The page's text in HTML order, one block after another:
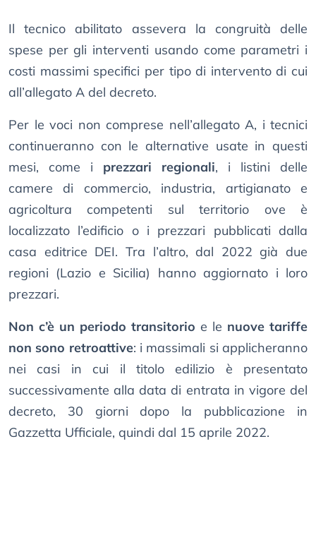
Il tecnico abilitato assevera la congruità delle
spese per gli interventi usando come parametri i
costi massimi specifici per tipo di intervento di cui
all’allegato A del decreto.
Per le voci non comprese nell’allegato A, i tecnici
continueranno con le alternative usate in questi
mesi, come i prezzari regionali, i listini delle
camere di commercio, industria, artigianato e
agricoltura competenti sul territorio ove è
localizzato l’edificio o i prezzari pubblicati dalla
casa editrice DEI. Tra l’altro, dal 2022 già due
regioni (Lazio e Sicilia) hanno aggiornato i loro
prezzari.
Non c’è un periodo transitorio e le nuove tariffe
non sono retroattive: i massimali si applicheranno
nei casi in cui il titolo edilizio è presentato
successivamente alla data di entrata in vigore del
decreto, 30 giorni dopo la pubblicazione in
Gazzetta Ufficiale, quindi dal 15 aprile 2022.